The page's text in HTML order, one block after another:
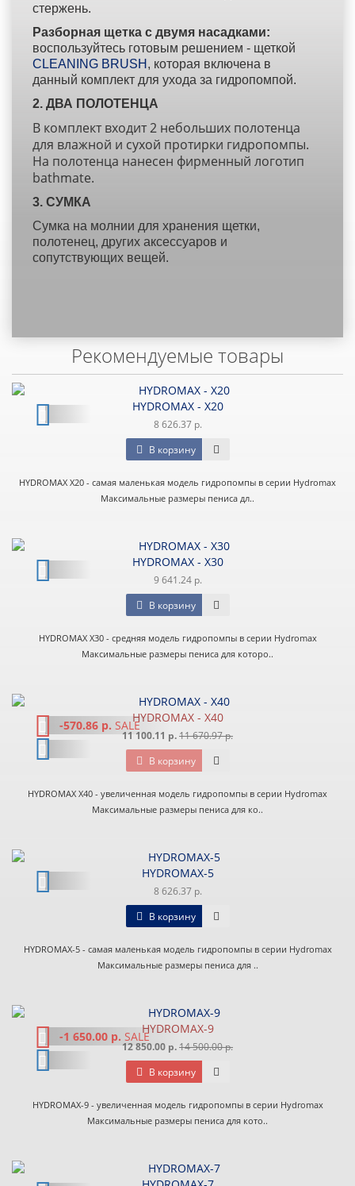
стержень.
Разборная щетка с двумя насадками:
воспользуйтесь готовым решением - щеткой
CLEANING BRUSH , которая включена в
данный комплект для ухода за гидропомпой.
2. ДВА ПОЛОТЕНЦА
В комплект входит 2 небольших полотенца
для влажной и сухой протирки гидропомпы.
На полотенца нанесен фирменный логотип
bathmate.
3. СУМКА
Сумка на молнии для хранения щетки,
полотенец, других аксессуаров и
сопутствующих вещей.
Рекомендуемые товары
HYDROMAX - X20
8 626.37 р.
В корзину
HYDROMAX X20 - самая маленькая модель гидропомпы в серии Hydromax
Максимальные размеры пениса дл..
HYDROMAX - X30
9 641.24 р.
В корзину
HYDROMAX X30 - средняя модель гидропомпы в серии Hydromax
Максимальные размеры пениса для которо..
-570.86 р. SALE
HYDROMAX - X40
11 100.11 р.11 670.97 р.
В корзину
HYDROMAX X40 - увеличенная модель гидропомпы в серии Hydromax
Максимальные размеры пениса для ко..
HYDROMAX-5
8 626.37 р.
В корзину
HYDROMAX-5 - самая маленькая модель гидропомпы в серии Hydromax
Максимальные размеры пениса для ..
-1 650.00 р. SALE
HYDROMAX-9
12 850.00 р.14 500.00 р.
В корзину
HYDROMAX-9 - увеличенная модель гидропомпы в серии Hydromax
Максимальные размеры пениса для кото..